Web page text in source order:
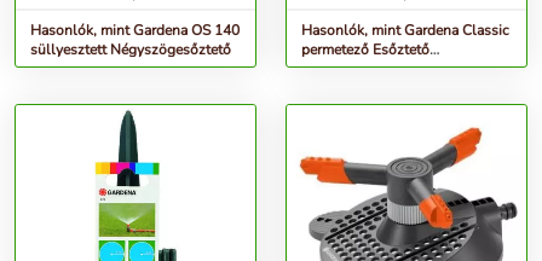
Hasonlók, mint Gardena OS 140
süllyesztett Négyszögesőztető
Hasonlók, mint Gardena Classic
permetező Esőztető
gyorscsatlakozóval